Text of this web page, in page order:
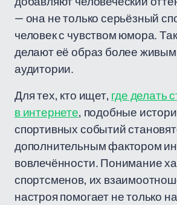
— она не только серьёзный
человек с чувством юмора.
делают её образ более живым
аудитории.
Для тех, кто ищет, где делать
в интернете, подобные
спортивных событий
дополнительным фактором
вовлечённости. Понимание
спортсменов, их
настроя помогает не только